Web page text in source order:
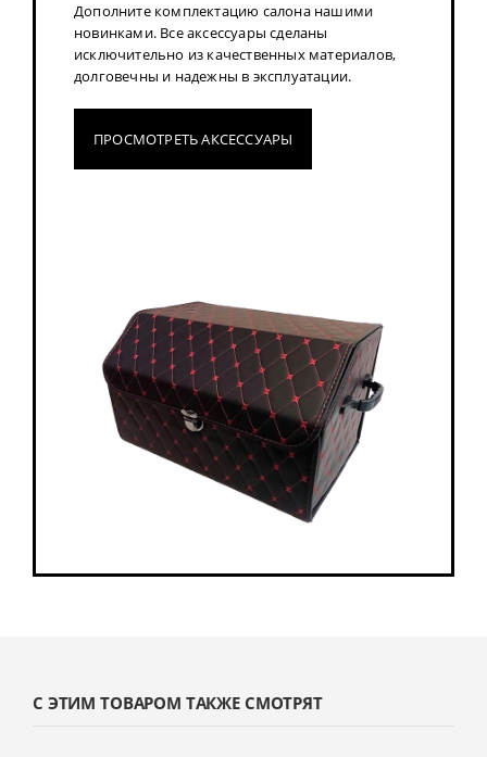
Дополните комплектацию салона нашими
новинками. Все аксессуары сделаны
исключительно из качественных материалов,
долговечны и надежны в эксплуатации.
ПРОСМОТРЕТЬ АКСЕССУАРЫ
С ЭТИМ ТОВАРОМ ТАКЖЕ СМОТРЯТ